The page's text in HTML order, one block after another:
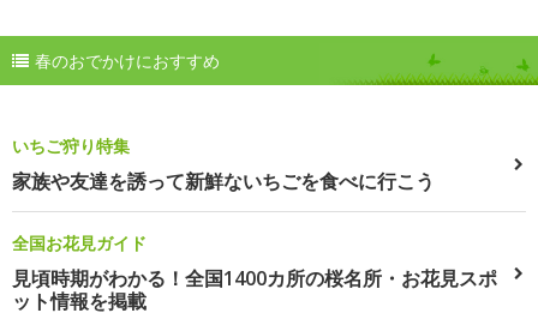
春のおでかけにおすすめ
いちご狩り特集
家族や友達を誘って新鮮ないちごを食べに行こう
全国お花見ガイド
見頃時期がわかる！全国1400カ所の桜名所・お花見スポ
ット情報を掲載